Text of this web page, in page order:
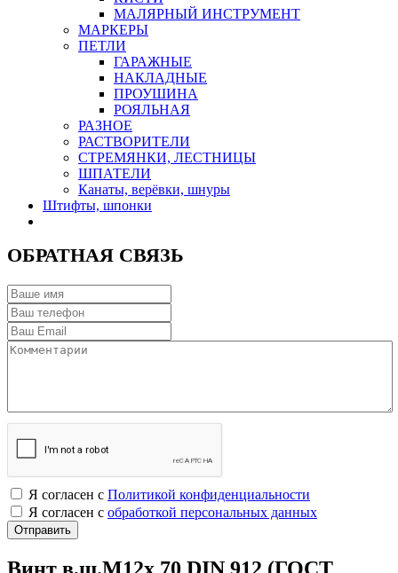
МАЛЯРНЫЙ ИНСТРУМЕНТ
МАРКЕРЫ
ПЕТЛИ
ГАРАЖНЫЕ
НАКЛАДНЫЕ
ПРОУШИНА
РОЯЛЬНАЯ
РАЗНОЕ
РАСТВОРИТЕЛИ
СТРЕМЯНКИ, ЛЕСТНИЦЫ
ШПАТЕЛИ
Канаты, верёвки, шнуры
Штифты, шпонки
ОБРАТНАЯ СВЯЗЬ
Я согласен с Политикой конфиденциальности
Я согласен с обработкой персональных данных